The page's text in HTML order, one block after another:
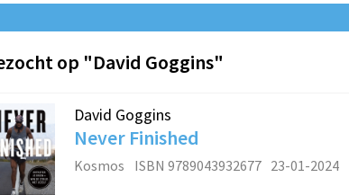
op "David Goggins"
David Goggins
Never Finished
Kosmos ISBN 9789043932677 23-01-2024